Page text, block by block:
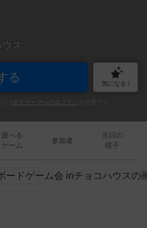
ス
る 気になる！
ボドゲーマへのログイン
遊べる
ゲーム
参加者
当日の
様子